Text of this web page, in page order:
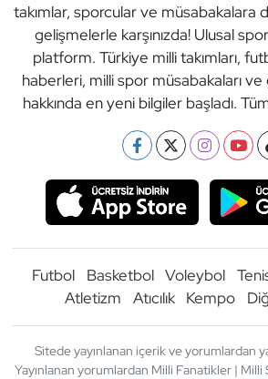
takımlar, sporcular ve müsabakalara
gelişmelerle karşınızda! Ulusal
platform. Türkiye milli takımları,
haberleri, milli spor müsabakaları
hakkında en yeni bilgiler başladı.
Futbol Basketbol Voleybol
Atletizm
Atıcılık Kempo
Sitede yayınlanan içerik ve yorumlardan
Yayınlanan yorumlardan Milli Fanatikler |